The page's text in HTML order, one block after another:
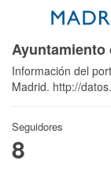
Ayuntamiento
Información del
Madrid. http://
Seguidores
8